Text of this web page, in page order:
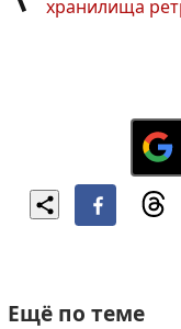
хранилища
Ещё по теме